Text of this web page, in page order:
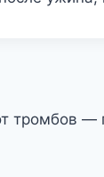
тромбов —